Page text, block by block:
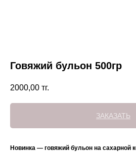
Говяжий бульон 500гр
2000,00 тг.
ЗАКАЗАТЬ
Новинка — говяжий бульон на сахарной